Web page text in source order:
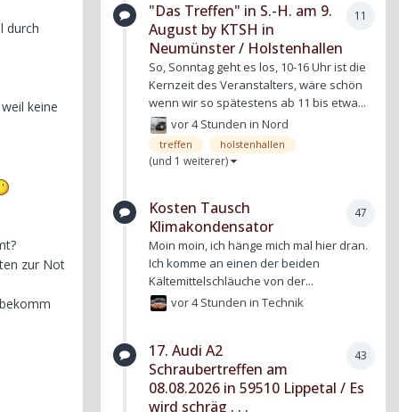
durch
keine
zur Not
11
"Das Treffen" in S.-H. am 9.
August by KTSH in
Neumünster / Holstenhallen
So, Sonntag geht es los, 10-16 Uhr ist die
Kernzeit des Veranstalters, wäre schön
wenn wir so spätestens ab 11 bis etwa...
vor 4 Stunden inNord
treffen holstenhallen
(und 1 weiterer)
47
Kosten Tausch
Klimakondensator
Moin moin, ich hänge mich mal hier dran.
Ich komme an einen der beiden
Kältemittelschläuche von der...
vor 4 Stunden inTechnik
43
17. Audi A2
Schraubertreffen am
08.08.2026 in 59510 Lippetal / Es
wird schräg . . .